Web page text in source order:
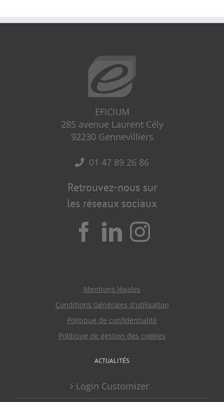
EFICIUM
285 avenue Laurent Cély
92230 Gennevilliers
01 47 89 26 86
Retrouvez-nous sur
les réseaux sociaux
Mentions légales
Conditions Générales d'utilisation
Politique de confidentialité
Politique de gestion des cookies
ACTUALITÉS
Login Customizer